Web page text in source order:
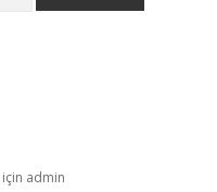
için admin